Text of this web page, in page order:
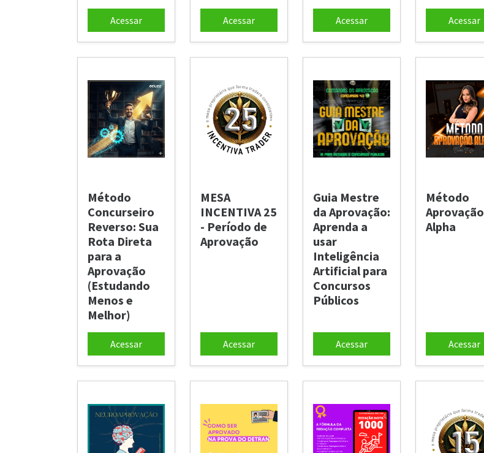
Acessar Acessar Acessar Acessar
Método
Concurseiro
Reverso: Sua
Rota Direta
para a
Aprovação
(Estudando
Menos e
Melhor)
Acessar
MESA
INCENTIVA 25
- Período de
Aprovação
Acessar
Guia Mestre
da Aprovação:
Aprenda a
usar
Inteligência
Artificial para
Concursos
Públicos
Acessar
Método
Aprovação
Alpha
Acessar